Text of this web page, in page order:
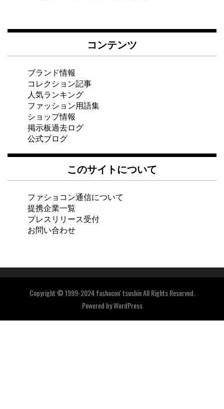
コンテンツ
ブランド情報
コレクション記事
人気ランキング
ファッション用語集
ショップ情報
掲示板過去ログ
公式ブログ
このサイトについて
ファショコン通信について
提携企業一覧
プレスリリース受付
お問い合わせ
Copyright © 1999-2024 fashocon' tsushin All Rights Reserved.
Powered byWordPress